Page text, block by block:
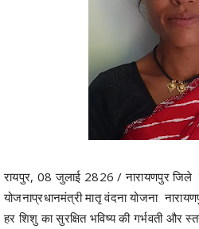
रायपुर, 08 जुलाई 2826 / नारायणपुर जिले
योजनाप्रधानमंत्री मातृ वंदना योजना
हर शिशु का सुरक्षित भविष्य की गर्भवती और